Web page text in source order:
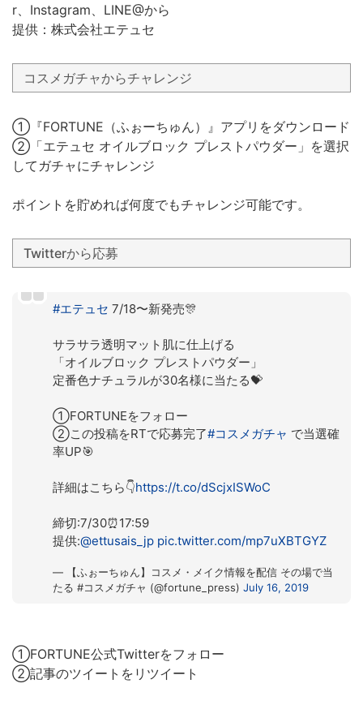
r、Instagram、LINE@から
提供：株式会社エテュセ
コスメガチャからチャレンジ
①『FORTUNE（ふぉーちゅん）』アプリをダウンロード
②「エテュセ オイルブロック プレストパウダー」を選択
してガチャにチャレンジ
ポイントを貯めれば何度でもチャレンジ可能です。
Twitterから応募
#エテュセ 7/18〜新発売🎊
サラサラ透明マット肌に仕上げる
「オイルブロック プレストパウダー」
定番色ナチュラルが30名様に当たる💝
①FORTUNEをフォロー
②この投稿をRTで応募完了#コスメガチャ で当選確
率UP🎯
詳細はこちら👇https://t.co/dScjxISWoC
締切:7/30⏰17:59
提供:@ettusais_jp pic.twitter.com/mp7uXBTGYZ
— 【ふぉーちゅん】コスメ・メイク情報を配信 その場で当
たる #コスメガチャ (@fortune_press) July 16, 2019
①FORTUNE公式Twitterをフォロー
②記事のツイートをリツイート